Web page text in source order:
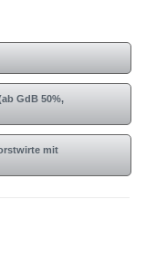
GdB 50%,
mit